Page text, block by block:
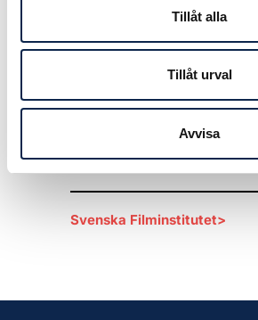
Tillåt alla
Tillåt urval
Avvisa
Länkar
Svenska Filminstitutet>